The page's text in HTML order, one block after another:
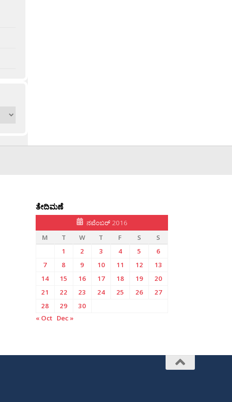
ತೇದಿಮಣೆ
ನವೆಂಬರ್ 2016
M
T W T F S
S
1
2 3 4 5
6
7
8 9 10 11 12
13
14
15 16 17 18 19
20
21
22 23 24 25 26
27
28
29
30
« Oct Dec »